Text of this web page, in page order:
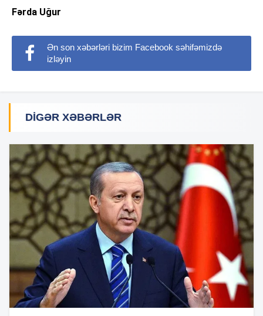
Fərda Uğur
Ən son xəbərləri bizim Facebook səhifəmizdə
izləyin
DIGƏR XƏBƏRLƏR